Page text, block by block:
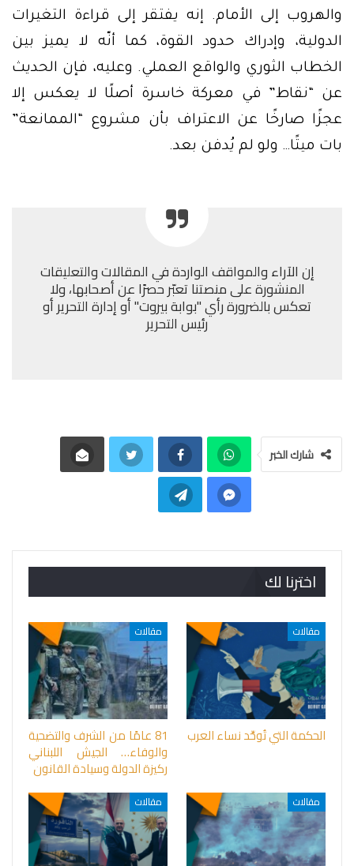
والهروب إلى الأمام. إنه يفتقر إلى قراءة التغيرات
الدولية، وإدراك حدود القوة، كما أنّه لا يميز بين
الخطاب الثوري والواقع العملي. وعليه، فإن الحديث
عن “نقاط” في معركة خاسرة أصلًا لا يعكس إلا
عجزًا صارخًا عن الاعتراف بأن مشروع “الممانعة”
بات ميتًا… ولو لم يُدفن بعد.
إن الآراء والمواقف الواردة في المقالات والتعليقات
المنشورة على منصتنا تعبّر حصرًا عن أصحابها، ولا
تعكس بالضرورة رأي "بوابة بيروت" أو إدارة التحرير أو
رئيس التحرير
شارك الخبر
اخترنا لك
مقالات
الحكمة التي تُوحِّد نساء العرب
مقالات
81 عامًا من الشرف والتضحية
والوفاء… الجيش اللبناني
ركيزة الدولة وسيادة القانون
مقالات مقالات